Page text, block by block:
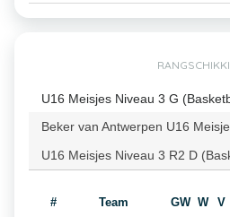
U16 Meisjes Niveau 3 G
Beker van Antwerpen U16
U16 Meisjes Niveau 3 R2 D
# Team GW W V